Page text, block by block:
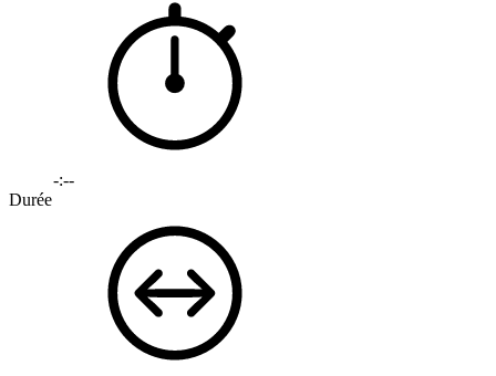
-:--
Durée